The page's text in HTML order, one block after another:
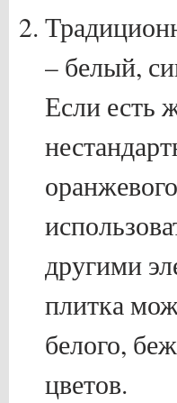
– белый,
Если есть
другими
плитка
белого,
цветов.